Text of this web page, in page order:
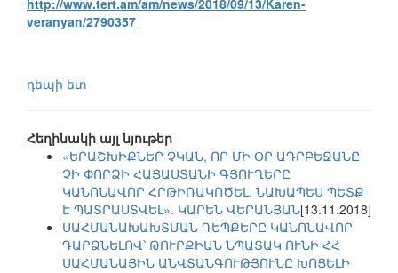
http://www.tert.am/am/news/2018/09/13/Karen-
veranyan/2790357
դեպի ետ
Հեղինակի այլ նյութեր
«ԵՐԱՇԽԻՔՆԵՐ ՉԿԱՆ, ՈՐ ՄԻ ՕՐ ԱԴՐԲԵՋԱՆԸ
ՉԻ ՓՈՐՁԻ ՀԱՅԱՍՏԱՆԻ ԳՅՈՒՂԵՐԸ
ԿԱՆՈՆԱՎՈՐ ՀՐԹԻՌԱԿՈԾԵԼ. ՆԱԽԱՊԵՍ ՊԵՏՔ
Է ՊԱՏՐԱՍՏՎԵԼ». ԿԱՐԵՆ ՎԵՐԱՆՅԱՆ[13.11.2018]
ՍԱՀՄԱՆԱԽԱԽՏՄԱՆ ԴԵՊՔԵՐԸ ԿԱՆՈՆԱՎՈՐ
ԴԱՐՁՆԵԼՈՎ՝ ԹՈՒՐՔԻԱՆ ՆՊԱՏԱԿ ՈՒՆԻ ՀՀ
ՍԱՀՄԱՆԱՅԻՆ ԱՆՎՏԱՆԳՈՒԹՅՈՒՆԸ ԽՈՑԵԼԻ